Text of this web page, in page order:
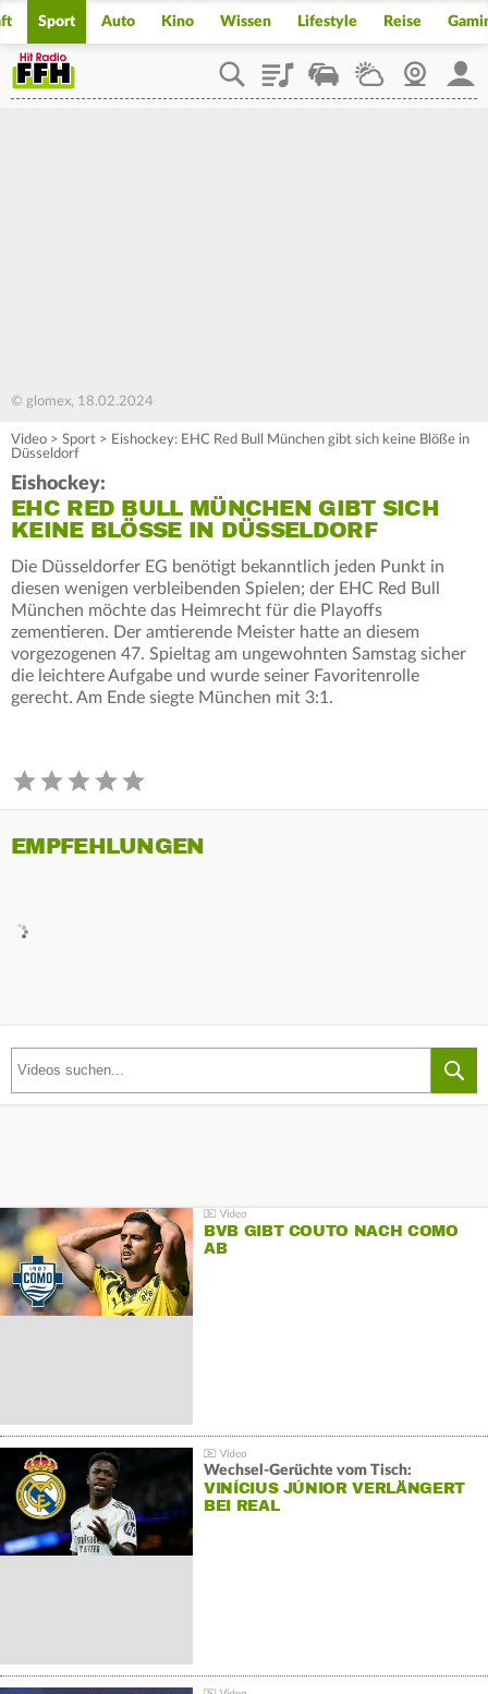
Sport Auto Kino Wissen Lifestyle Reise
PlaylistStaupilotWetterWebcam
© glomex, 18.02.2024
Video > Sport > Eishockey: EHC Red Bull München gibt sich keine Blöße in
Düsseldorf
Eishockey:
EHC RED BULL MÜNCHEN GIBT SICH
KEINE BLÖSSE IN DÜSSELDORF
Die Düsseldorfer EG benötigt bekanntlich jeden Punkt in
diesen wenigen verbleibenden Spielen; der EHC Red Bull
München möchte das Heimrecht für die Playoffs
zementieren. Der amtierende Meister hatte an diesem
vorgezogenen 47. Spieltag am ungewohnten Samstag sicher
die leichtere Aufgabe und wurde seiner Favoritenrolle
gerecht. Am Ende siegte München mit 3:1.
EMPFEHLUNGEN
BVB GIBT COUTO NACH COMO
AB
Wechsel-Gerüchte vom Tisch:
VINÍCIUS JÚNIOR VERLÄNGERT
BEI REAL